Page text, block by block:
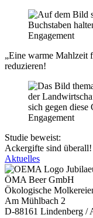
Engagement
„Eine warme Mahlzeit
reduzieren!
Engagement
Studie beweist:
Ackergifte sind überall!
Aktuelles
ÖMA Beer GmbH
Ökologische
Am Mühlbach 2
D-88161 Lindenberg /